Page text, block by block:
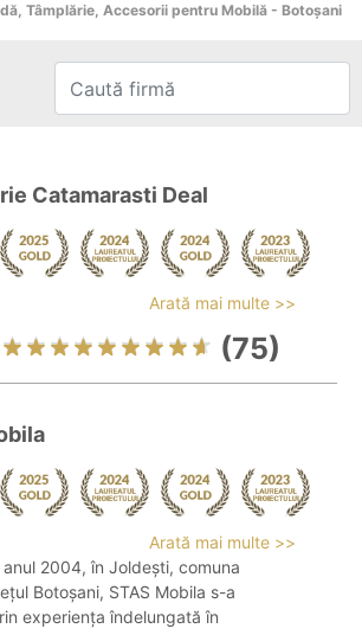
Tâmplărie, Accesorii pentru Mobilă - Botoşani
Catamarasti Deal
Arată mai multe >>
(75)
Arată mai multe >>
2004, în Joldești, comuna
Botoșani, STAS Mobila s-a
experiența îndelungată în